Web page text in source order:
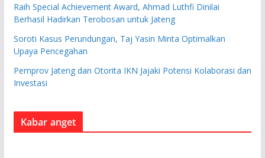
Raih Special Achievement Award, Ahmad Luthfi Dinilai
Berhasil Hadirkan Terobosan untuk Jateng
Soroti Kasus Perundungan, Taj Yasin Minta Optimalkan
Upaya Pencegahan
Pemprov Jateng dan Otorita IKN Jajaki Potensi Kolaborasi dan
Investasi
Kabar anget